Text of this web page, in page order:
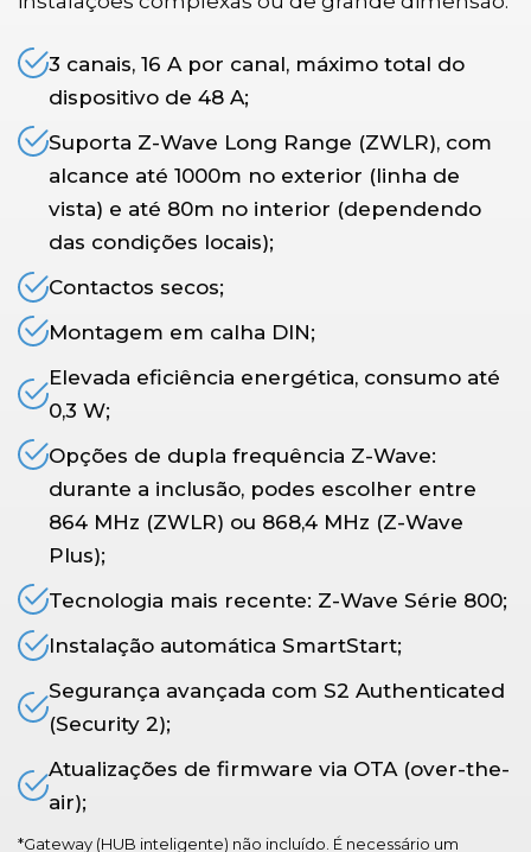
3 canais, 16 A por canal, máximo total do
dispositivo de 48 A;
Suporta Z-Wave Long Range (ZWLR), com
alcance até 1000m no exterior (linha de
vista) e até 80m no interior (dependendo
das condições locais);
Contactos secos;
Montagem em calha DIN;
Elevada eficiência energética, consumo até
0,3 W;
Opções de dupla frequência Z-Wave:
durante a inclusão, podes escolher entre
864 MHz (ZWLR) ou 868,4 MHz (Z-Wave
Plus);
Tecnologia mais recente: Z-Wave Série 800;
Instalação automática SmartStart;
Segurança avançada com S2 Authenticated
(Security 2);
Atualizações de firmware via OTA (over-the-
air);
*Gateway (HUB inteligente) não incluído. É necessário um